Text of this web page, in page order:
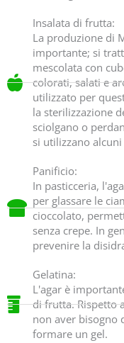
Insalata di frutta:
La produzione di
importante; si
mescolata con
colorati, salati e
utilizzato per
la sterilizzazione
sciolgano o
si utilizzano
Panificio:
In pasticceria,
per glassare le
cioccolato,
senza crepe. In
prevenire la
Gelatina:
L'agar è
di frutta. Rispetto
non aver bisogno
formare un gel.